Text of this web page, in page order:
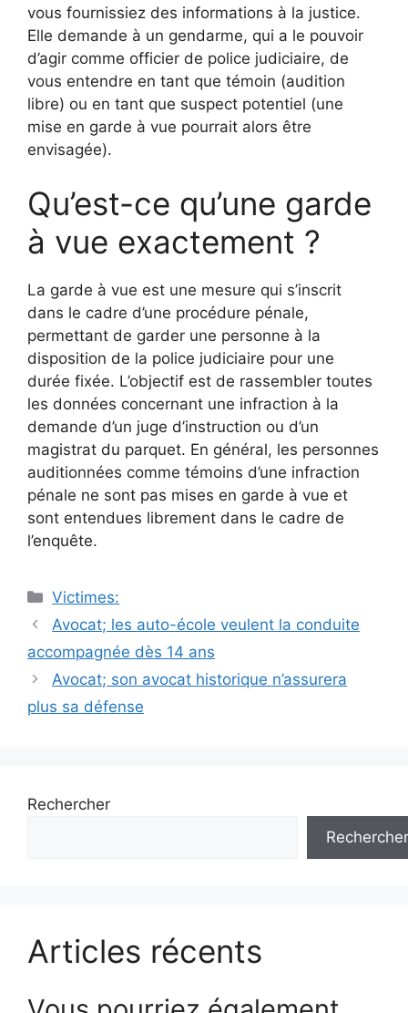
vous fournissiez des informations à la justice.
Elle demande à un gendarme, qui a le pouvoir
d’agir comme officier de police judiciaire, de
vous entendre en tant que témoin (audition
libre) ou en tant que suspect potentiel (une
mise en garde à vue pourrait alors être
envisagée).
Qu’est-ce qu’une garde
à vue exactement ?
La garde à vue est une mesure qui s’inscrit
dans le cadre d’une procédure pénale,
permettant de garder une personne à la
disposition de la police judiciaire pour une
durée fixée. L’objectif est de rassembler toutes
les données concernant une infraction à la
demande d’un juge d’instruction ou d’un
magistrat du parquet. En général, les personnes
auditionnées comme témoins d’une infraction
pénale ne sont pas mises en garde à vue et
sont entendues librement dans le cadre de
l’enquête.
Catégories
Victimes:
Navigation
des
articles
Avocat; les auto-école veulent la conduite
accompagnée dès 14 ans
Avocat; son avocat historique n’assurera
plus sa défense
Rechercher
Rechercher
Articles récents